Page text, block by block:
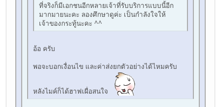
ที่จริงก็มีเอกชนอีกหลายเจ้าที่รับบริการแบบนี้อีก
มากมายนะคะ ลองศึกษาดูค่ะ เป็นกำลังใจให้
เจ้าของกระทู้นะคะ ^^
อ้อ ครับ
พอจะบอกเงื่อนไข และค่าส่งยกตัวอย่างได้ไหมครับ
หลังไมค์ก็ได้ฮาฟเผื่อสนใจ